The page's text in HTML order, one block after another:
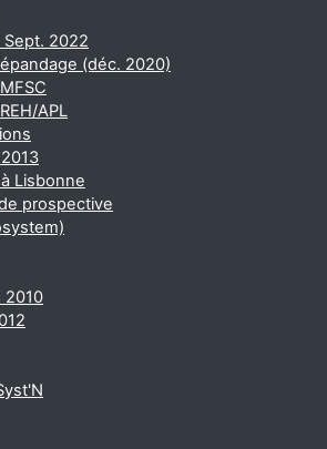
Sept. 2022
(déc. 2020)
APL
Lisbonne
prospective
2010